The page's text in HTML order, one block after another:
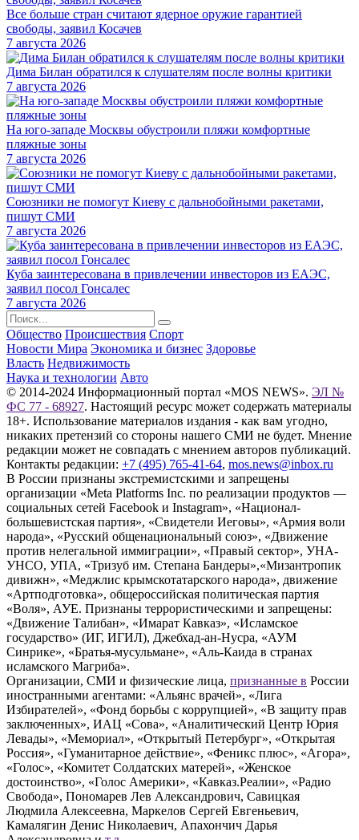
Все больше стран считают ядерное оружие гарантией
свободы, заявил Косачев
7 августа 2026
Дима Билан обратился к слушателям после волны критики
7 августа 2026
На юго-западе Москвы обустроили пляжи комфортные
пляжные зоны
7 августа 2026
Союзники не помогут Киеву с дальнобойными ракетами,
пишут СМИ
7 августа 2026
Куба заинтересована в привлечении инвесторов из ЕАЭС,
заявил посол Гонсалес
7 августа 2026
Общество Происшествия Спорт
Новости Мира Экономика и бизнес Здоровье
Власть Недвижимость
Наука и технологии Авто
© 2014-2024 Информационный портал «MOS NEWS». ЭЛ №
ФС 77 - 68927. Настоящий ресурс может содержать материалы
18+. Использование материалов издания - как вам угодно,
никаких претензий со стороны нашего СМИ не будет. Мнение
редакции может не совпадать с мнением авторов публикаций.
Контакты редакции: +7 (495) 765-41-64, mos.news@inbox.ru
В России признаны экстремистскими и запрещены
организации «Meta Platforms Inc. по реализации продуктов —
социальных сетей Facebook и Instagram», «Национал-
большевистская партия», «Свидетели Иеговы», «Армия воли
народа», «Русский общенациональный союз», «Движение
против нелегальной иммиграции», «Правый сектор», УНА-
УНСО, УПА, «Тризуб им. Степана Бандеры»,«Мизантропик
дивижн», «Меджлис крымскотатарского народа», движение
«Артподготовка», общероссийская политическая партия
«Воля», АУЕ. Признаны террористическими и запрещены:
«Движение Талибан», «Имарат Кавказ», «Исламское
государство» (ИГ, ИГИЛ), Джебхад-ан-Нусра, «АУМ
Синрике», «Братья-мусульмане», «Аль-Каида в странах
исламского Магриба».
Организации, СМИ и физические лица, признанные в России
иностранными агентами: «Альянс врачей», «Лига
Избирателей», «Фонд борьбы с коррупцией», «В защиту прав
заключенных», ИАЦ «Сова», «Аналитический Центр Юрия
Левады», «Мемориал», «Открытый Петербург», «Открытая
Россия», «Гуманитарное действие», «Феникс плюс», «Агора»,
«Голос», «Комитет Солдатских матерей», «Женское
достоинство», «Голос Америки», «Кавказ.Реалии», «Радио
Свобода», Пономарев Лев Александрович, Савицкая
Людмила Алексеевна, Маркелов Сергей Евгеньевич,
Камалягин Денис Николаевич, Апахончич Дарья